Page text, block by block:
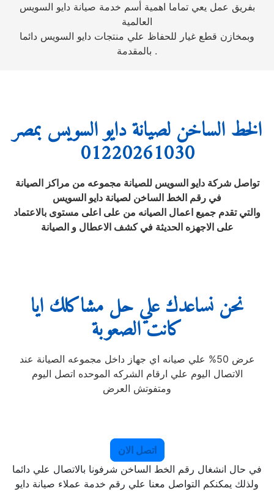
بفريق عمل يعي تماما اهمية أسم خدمة صيانة دايو السويس
العالمية
وبمخازن قطع غيار للحفاظ علي منتجات دايو السويس دائما
بالمقدمة .
الخط الساخن لصيانة دايو السويس بمصر
01220261030
تواصل شركة دايو السويس للصيانة مجموعه من مراكز الصيانة
في رقم الخط الساخن لصيانة دايو السويس
والتي تقدم جميع اعمال الصيانه من على اعلى مستوى بالاعتماد
على الاجهزه الحديثة في كشف الاعطال و الصيانة
نحن نساعدك علي حل مشاكلك ايا
كانت الصعوبة
عرض 50% علي صيانه اي جهاز داخل مجموعه الصيانة عند
الاتصال اليوم علي ارقام الشركه الموحده اتصل اليوم
ومتفوتش العرض
اتصل الان
في حال انشغال رقم الخط الساخن شرفونا بالاتصال علي دائما
ولذلك يمكنكم التواصل معنا علي رقم خدمة عملاء صيانة دايو